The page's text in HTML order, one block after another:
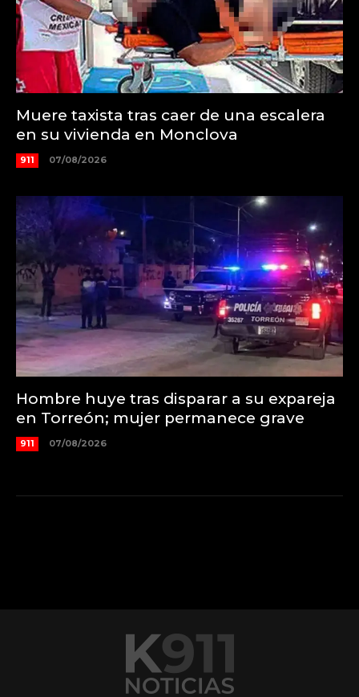
Muere taxista tras caer de una escalera
en su vivienda en Monclova
911 07/08/2026
Hombre huye tras disparar a su expareja
en Torreón; mujer permanece grave
911 07/08/2026